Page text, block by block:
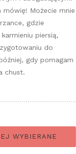
Możecie mnie
gdzie
piersią,
do
gdy pomagam
chust.
WYBIERANE